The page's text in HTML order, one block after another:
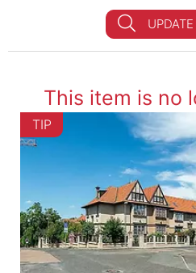
This item is no
TIP